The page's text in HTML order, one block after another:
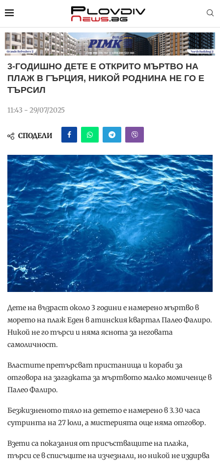
3-ГОДИШНО ДЕТЕ Е ОТКРИТО МЪРТВО НА
ПЛАЖ В ГЪРЦИЯ, НИКОЙ РОДНИНА НЕ ГО Е
ТЪРСИЛ
11:43 - 29/07/2025
СПОДЕЛИ
Дете на възраст около 3 години е намерено мъртво в
морето на плаж Еден в атинския квартал Палео Фалиро.
Никой не го търси и няма яснота за неговата
самоличност.
Властите претърсват пристанища и кораби за
отговора на загадката за мъртвото малко момиченце в
Палео Фалиро.
Безжизненото тяло на детето е намерено в 3.30 часа
сутринта на 27 юли, а мистерията още няма отговор.
Взети са показания от присъстващите на плажа,
търси се в списъците на изчезнали, но никой не издирва